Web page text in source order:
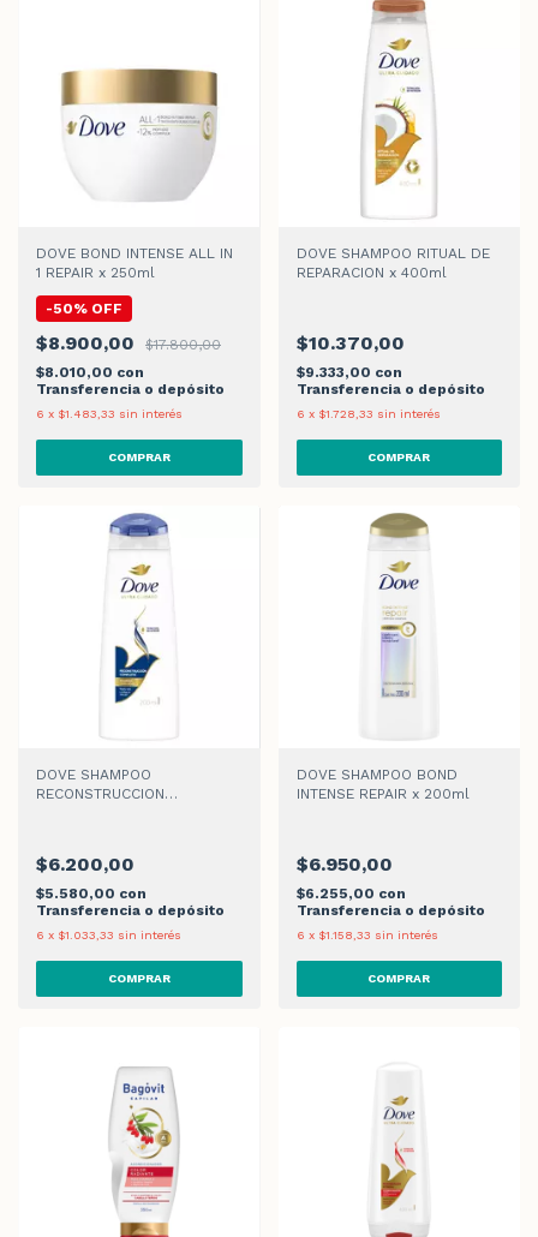
DOVE BOND INTENSE ALL IN
1 REPAIR x 250ml
-50% OFF
$8.900,00
$17.800,00
$8.010,00 con
Transferencia o depósito
6 x $1.483,33 sin interés
DOVE SHAMPOO RITUAL DE
REPARACION x 400ml
$10.370,00
$9.333,00 con
Transferencia o depósito
6 x $1.728,33 sin interés
DOVE SHAMPOO
RECONSTRUCCION
$6.200,00
$5.580,00 con
Transferencia o depósito
6 x $1.033,33 sin interés
DOVE SHAMPOO BOND
INTENSE REPAIR x 200ml
$6.950,00
$6.255,00 con
Transferencia o depósito
6 x $1.158,33 sin interés